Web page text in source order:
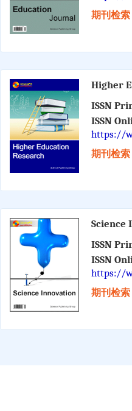
期刊检
Higher
ISSN
ISSN
https://
期刊检
Science
ISSN
ISSN
https://
期刊检